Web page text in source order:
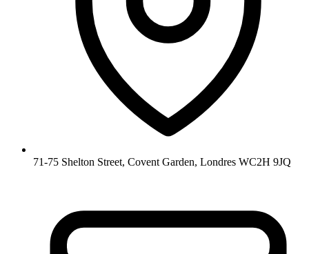
71-75 Shelton Street, Covent Garden, Londres WC2H 9JQ